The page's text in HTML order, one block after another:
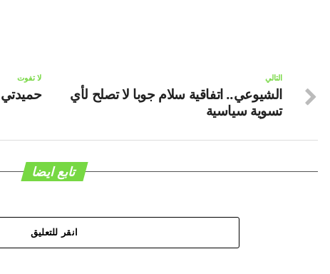
التالي
الشيوعي.. اتفاقية سلام جوبا لا تصلح لأي
تسوية سياسية
لا تفوت
تابع ايضا
انقر للتعليق